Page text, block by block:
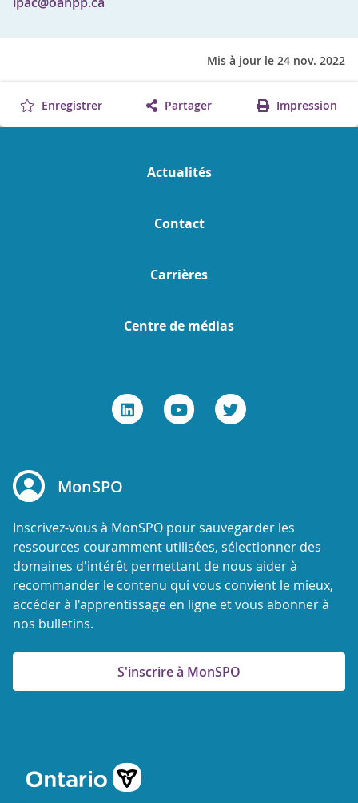
Mis à jour le 24 nov. 2022
Enregistrer Partager Impression
Actualités
Contact
Carrières
Centre de médias
MonSPO
Inscrivez-vous à MonSPO pour sauvegarder les
ressources couramment utilisées, sélectionner des
domaines d'intérêt permettant de nous aider à
recommander le contenu qui vous convient le mieux,
accéder à l'apprentissage en ligne et vous abonner à
nos bulletins.
S'inscrire à MonSPO